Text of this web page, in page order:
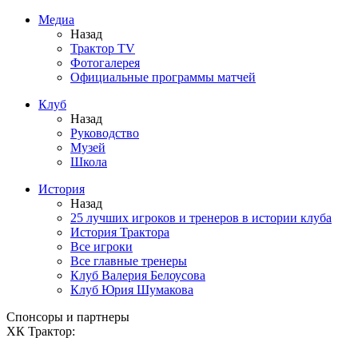
Медиа
Назад
Трактор TV
Фотогалерея
Официальные программы матчей
Клуб
Назад
Руководство
Музей
Школа
История
Назад
25 лучших игроков и тренеров в истории клуба
История Трактора
Все игроки
Все главные тренеры
Клуб Валерия Белоусова
Клуб Юрия Шумакова
Спонсоры и партнеры
ХК Трактор: